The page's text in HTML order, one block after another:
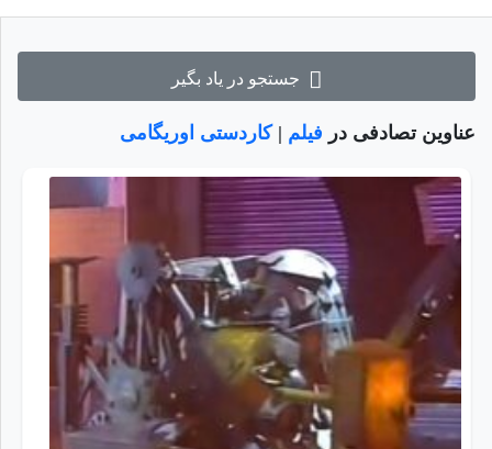
جستجو در یاد بگیر
عناوین تصادفی در فیلم |کاردستی اوریگامی